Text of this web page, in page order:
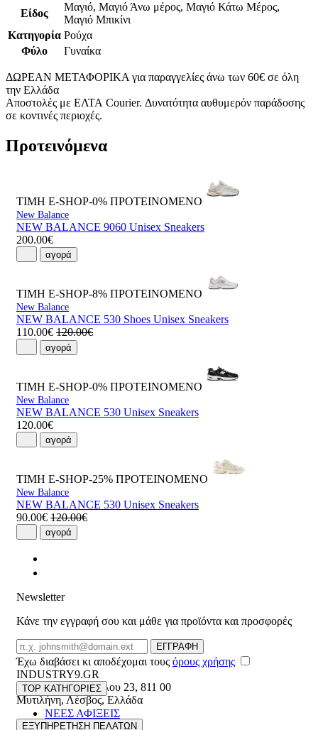
Είδος
Μαγιό, Μαγιό Άνω μέρος, Μαγιό Κάτω Μέρος,
Μαγιό Μπικίνι
Κατηγορία Ρούχα
Φύλο
Γυναίκα
ΔΩΡΕΑΝ ΜΕΤΑΦΟΡΙΚΑ για παραγγελίες άνω των 60€ σε όλη
την Ελλάδα
Αποστολές με ΕΛΤΑ Courier. Δυνατότητα αυθυμερόν παράδοσης
σε κοντινές περιοχές.
Προτεινόμενα
ΤΙΜΗ E-SHOP-0% ΠΡΟΤΕΙΝΟΜΕΝΟ
New Balance
NEW BALANCE 9060 Unisex Sneakers
200.00€
αγορά
ΤΙΜΗ E-SHOP-8% ΠΡΟΤΕΙΝΟΜΕΝΟ
New Balance
NEW BALANCE 530 Shoes Unisex Sneakers
110.00€ 120.00€
αγορά
ΤΙΜΗ E-SHOP-0% ΠΡΟΤΕΙΝΟΜΕΝΟ
New Balance
NEW BALANCE 530 Unisex Sneakers
120.00€
αγορά
ΤΙΜΗ E-SHOP-25% ΠΡΟΤΕΙΝΟΜΕΝΟ
New Balance
NEW BALANCE 530 Unisex Sneakers
90.00€ 120.00€
αγορά
Newsletter
Κάνε την εγγραφή σου και μάθε για προϊόντα και προσφορές
Email
ΕΓΓΡΑΦΗ
Έχω διαβάσει κι αποδέχομαι τους όρους χρήσης
INDUSTRY9.GR
Ελευθέριου Βενιζέλου 23, 811 00
Μυτιλήνη,Λέσβος,Ελλάδα
22510 55629
TOP ΚΑΤΗΓΟΡΙΕΣ
ΝΕΕΣ ΑΦΙΞΕΙΣ
ΑΝΔΡΙΚΑ
ΕΞΥΠΗΡΕΤΗΣΗ ΠΕΛΑΤΩΝ